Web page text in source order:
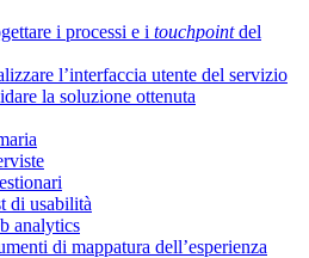
i processi e i touchpointdel
l’interfaccia utente del servizio
la soluzione ottenuta
di usabilità
analytics
di mappatura dell’esperienza